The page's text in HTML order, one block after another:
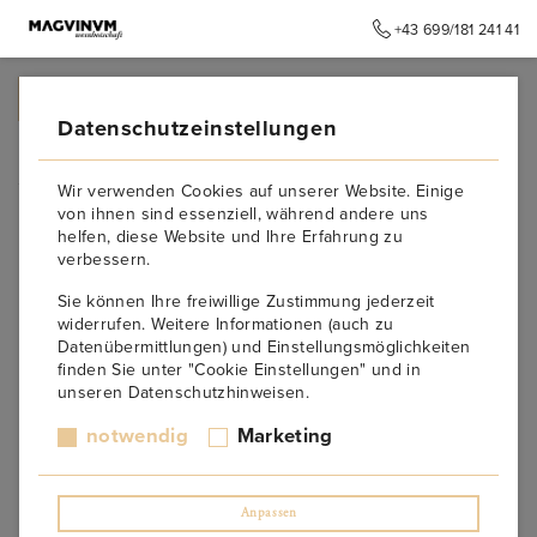
+43 699/181 241 41
Südsteiermark
SÜDSTEIERMARK
Europas – ist bekannt für ihren unverwechselbarenSauvignon
Blanc. Auf steilen Hängen gedeihen Weine mit klarer Frucht,
feiner Mineralität und eleganter Frische. Das Zusammenspiel
von Klima, Schiefer- und Kalkböden ergibt Weine mit großem
Unseregereiften Südsteiermark-Weine
von Stachelbeeren, Kräutern und reifen Früchten – voller Tiefe
Datenschutzeinstellungen
Wir verwenden Cookies auf unserer Website. Einige
von ihnen sind essenziell, während andere uns
helfen, diese Website und Ihre Erfahrung zu
verbessern.
Sie können Ihre freiwillige Zustimmung jederzeit
widerrufen. Weitere Informationen (auch zu
Datenübermittlungen) und Einstellungsmöglichkeiten
finden Sie unter "Cookie Einstellungen" und in
unseren Datenschutzhinweisen.
notwendig Marketing
Anpassen